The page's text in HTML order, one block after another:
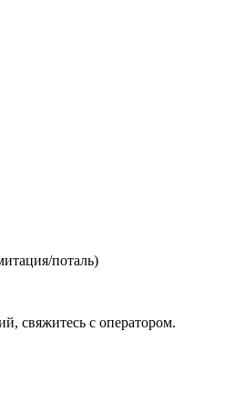
поталь)
свяжитесь с оператором.